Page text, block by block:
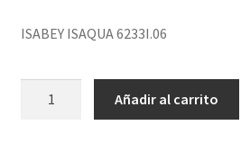
ISABEY ISAQUA 6233I.06
Añadir al carrito